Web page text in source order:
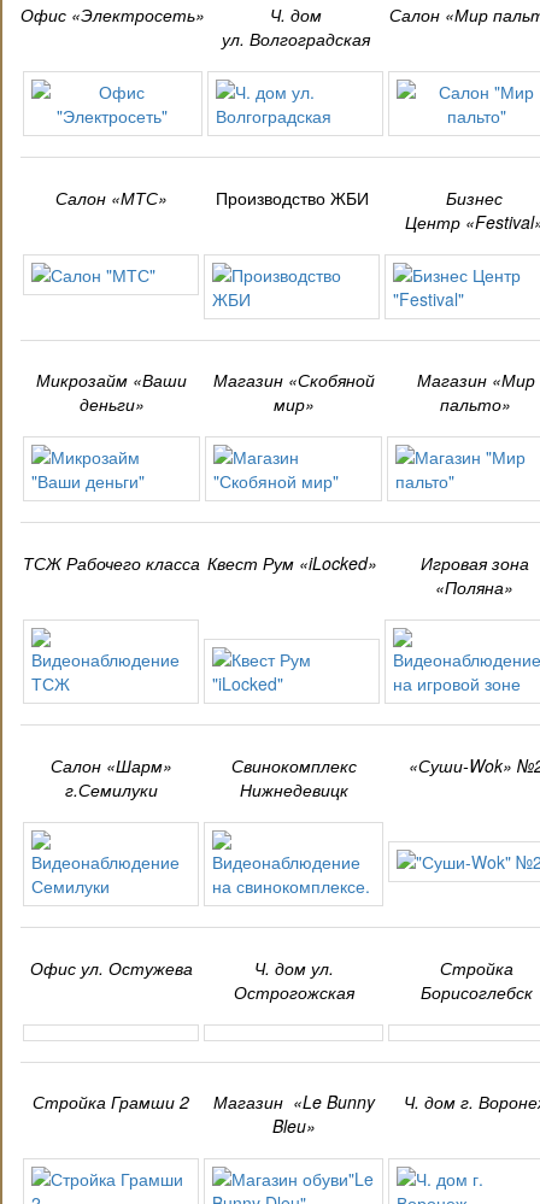
Офис «Электросеть»
Ч. дом
ул. Волгоградская
Салон «Мир
Салон «МТС» Производство ЖБИ
Бизнес
Центр
Микрозайм «Ваши
деньги»
Магазин «Скобяной
мир»
Магазин «Мир
пальто»
ТСЖ Рабочего класса Квест Рум «iLocked»
Игровая зона
«Поляна»
Салон «Шарм»
г.Семилуки
Свинокомплекс
Нижнедевицк
«Суши-Wok»
Офис ул. Остужева
Ч. дом ул.
Острогожская
Стройка
Борисоглебск
Стройка Грамши 2
Магазин «Le Bunny
Bleu»
Ч. дом г.